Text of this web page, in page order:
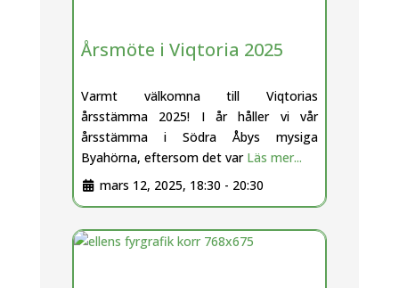
Årsmöte i Viqtoria 2025
Varmt välkomna till Viqtorias
årsstämma 2025! I år håller vi vår
årsstämma i Södra Åbys mysiga
Byahörna, eftersom det var Läs mer...
mars 12, 2025, 18:30 - 20:30